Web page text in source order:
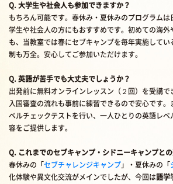
Q. 大学生や社会人も参加できますか？
もちろん可能です。春休み・夏休みのプログラム
学生や社会人の方にもおすすめです。初めての海外
も、当教室では春にセブキャンプを毎年実施して
制も万全。安心してご参加いただけます。
Q. 英語が苦手でも大丈夫でしょうか？
出発前に無料オンラインレッスン（２回）を受講で
入国審査の流れも事前に練習できるので安心です。
ベルチェックテストを行い、一人ひとりの英語レベ
容をご提供します。
Q. これまでのセブキャンプ・シドニーキャンプとの
春休みの「 セブチャレンジキャンプ 」・夏休みの「
化体験や異文化交流がメインでしたが、今回は語学